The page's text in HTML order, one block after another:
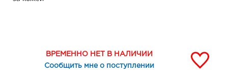
ВРЕМЕННО НЕТ В НАЛИЧИИ
Сообщить мне о поступлении